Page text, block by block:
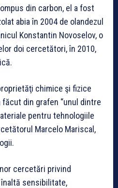
din carbon, el a fost
abia în 2004 de olandezul
Konstantin Novoselov, o
doi cercetători, în 2010,
chimice şi fizice
din grafen “unul dintre
pentru tehnologiile
Marcelo Mariscal,
cercetări privind
sensibilitate,